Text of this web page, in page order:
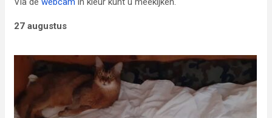
27 augustus